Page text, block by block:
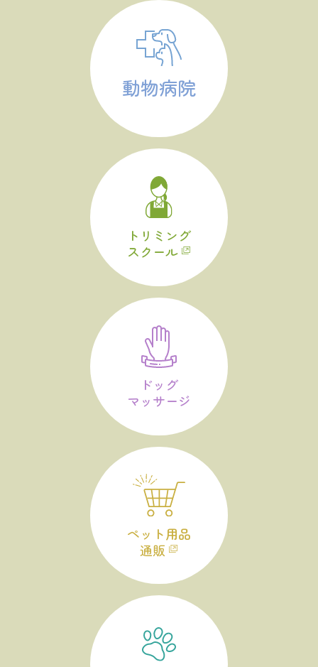
動物病院
トリミング
スクール
ドッグ
マッサージ
ペット用品
通販